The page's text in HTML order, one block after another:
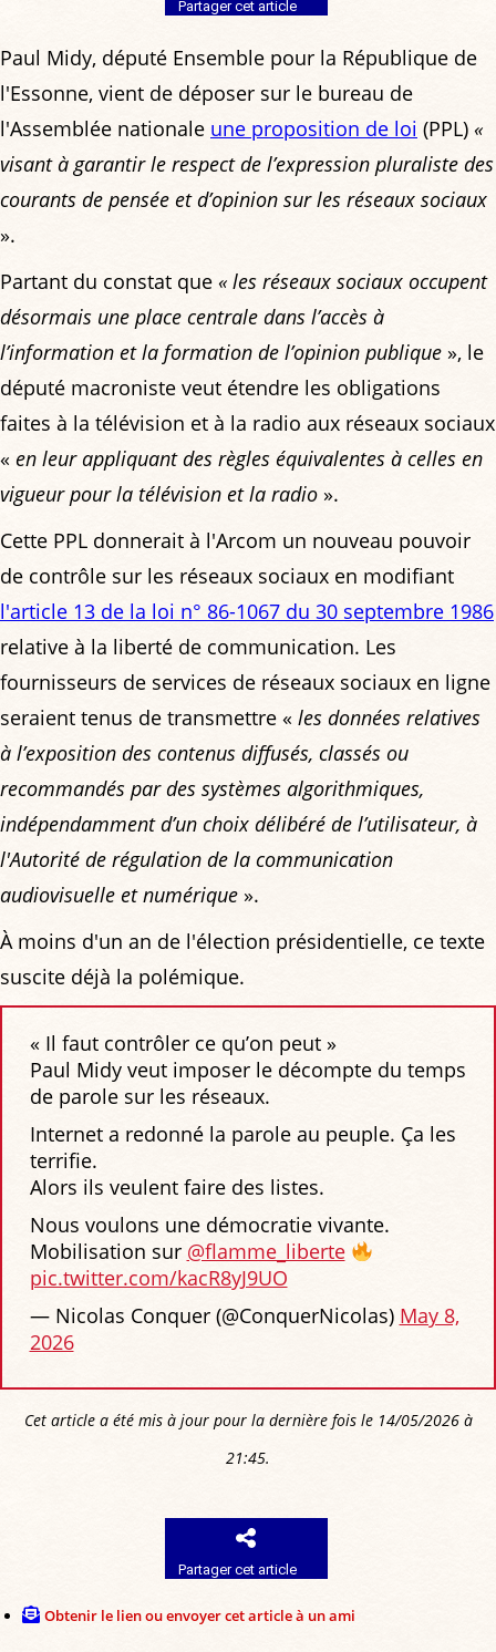
Partager cet article
Paul Midy, député Ensemble pour la République de
l'Essonne, vient de déposer sur le bureau de
l'Assemblée nationale une proposition de loi (PPL) «
visant à garantir le respect de l’expression pluraliste des
courants de pensée et d’opinion sur les réseaux sociaux
».
Partant du constat que « les réseaux sociaux occupent
désormais une place centrale dans l’accès à
l’information et la formation de l’opinion publique », le
député macroniste veut étendre les obligations
faites à la télévision et à la radio aux réseaux sociaux
« en leur appliquant des règles équivalentes à celles en
vigueur pour la télévision et la radio ».
Cette PPL donnerait à l'Arcom un nouveau pouvoir
de contrôle sur les réseaux sociaux en modifiant
l'article 13 de la loi n° 86-1067 du 30 septembre 1986
relative à la liberté de communication. Les
fournisseurs de services de réseaux sociaux en ligne
seraient tenus de transmettre « les données relatives
à l’exposition des contenus diffusés, classés ou
recommandés par des systèmes algorithmiques,
indépendamment d’un choix délibéré de l’utilisateur, à
l'Autorité de régulation de la communication
audiovisuelle et numérique ».
À moins d'un an de l'élection présidentielle, ce texte
suscite déjà la polémique.
« Il faut contrôler ce qu’on peut »
Paul Midy veut imposer le décompte du temps
de parole sur les réseaux.
Internet a redonné la parole au peuple. Ça les
terrifie.
Alors ils veulent faire des listes.
Nous voulons une démocratie vivante.
Mobilisation sur @flamme_liberte
pic.twitter.com/kacR8yJ9UO
— Nicolas Conquer (@ConquerNicolas) May 8,
2026
Cet article a été mis à jour pour la dernière fois le 14/05/2026 à
21:45.
Partager cet article
Obtenir le lien ou envoyer cet article à un ami